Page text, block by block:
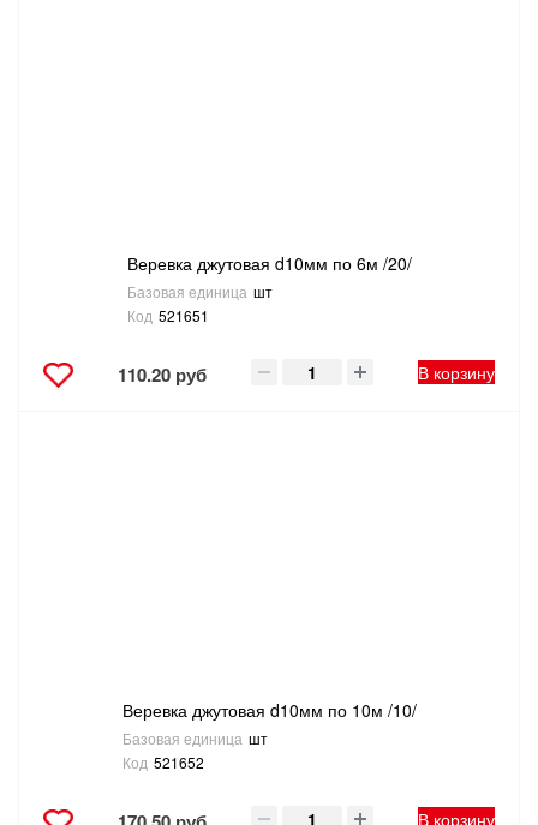
Веревка джутовая d10мм по 6м /20/
Базовая единица шт
Код 521651
110.20 руб В корзину
Веревка джутовая d10мм по 10м /10/
Базовая единица шт
Код 521652
В корзину